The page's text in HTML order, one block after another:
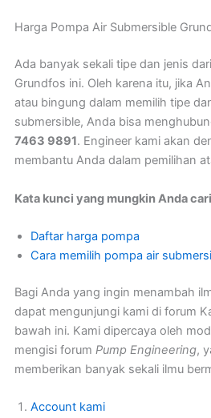
Harga Pompa Air Submersible
Ada banyak sekali tipe dan jenis
Grundfos ini. Oleh karena itu, jika
atau bingung dalam memilih tipe
submersible, Anda bisa
7463 9891. Engineer kami akan
membantu Anda dalam pemilihan
Kata kunci yang mungkin Anda
Daftar harga pompa
Cara memilih pompa air
Bagi Anda yang ingin menambah
dapat mengunjungi kami di forum
bawah ini. Kami dipercaya oleh
mengisi forum Pump Engineering,
memberikan banyak sekali ilmu
Account kami